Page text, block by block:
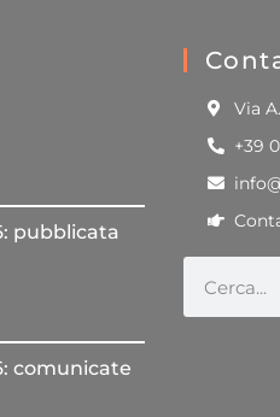
pubblicata
comunicate
Via
+39